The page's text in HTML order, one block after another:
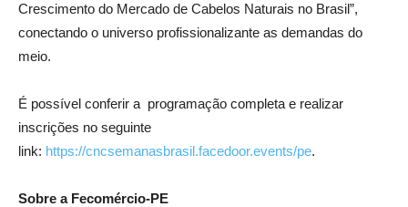
Crescimento do Mercado de Cabelos Naturais no Brasil”,
conectando o universo profissionalizante as demandas do
meio.
É possível conferir a programação completa e realizar
inscrições no seguinte
link: https://cncsemanasbrasil.facedoor.events/pe.
Sobre a Fecomércio-PE